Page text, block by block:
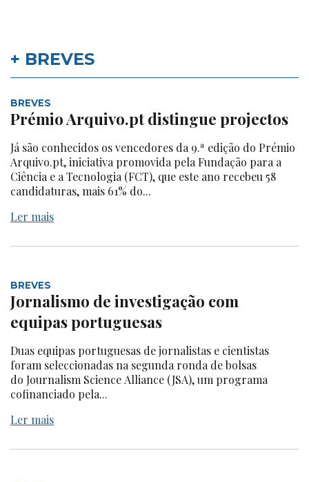
+ BREVES
BREVES
Prémio Arquivo.pt distingue projectos
Já são conhecidos os vencedores da 9.ª edição do Prémio
Arquivo.pt, iniciativa promovida pela Fundação para a
Ciência e a Tecnologia (FCT), que este ano recebeu 58
candidaturas, mais 61% do...
Ler mais
BREVES
Jornalismo de investigação com
equipas portuguesas
Duas equipas portuguesas de jornalistas e cientistas
foram seleccionadas na segunda ronda de bolsas
do Journalism Science Alliance (JSA), um programa
cofinanciado pela...
Ler mais